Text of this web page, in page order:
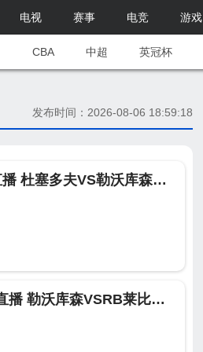
电视 赛事 电竞 游戏
CBA 中超 英冠杯
发布时间：2026-08-06 18:59:18
08月24日 杜塞多夫VS勒沃库森 德甲直播 杜塞多夫VS勒沃库森比赛录像
04月06日 勒沃库森VSRB莱比锡 德甲直播 勒沃库森VSRB莱比锡比赛录像